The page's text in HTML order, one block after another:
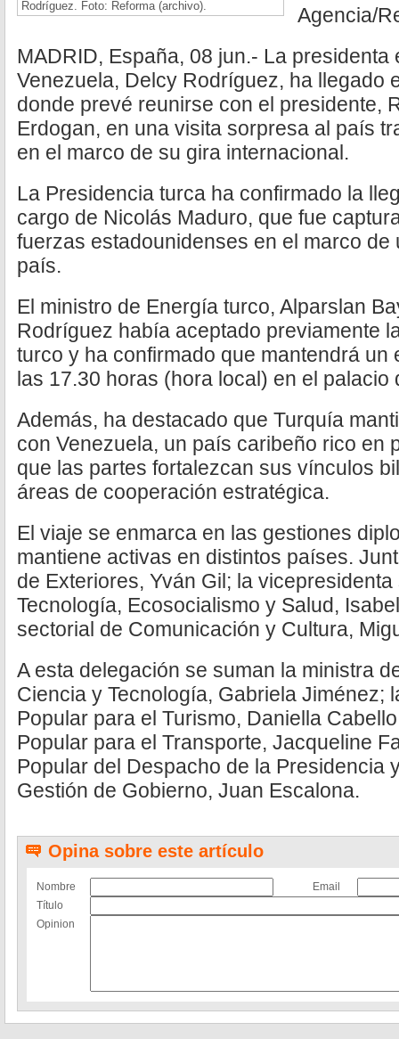
Rodríguez. Foto: Reforma (archivo).
Agencia/
MADRID, España, 08 jun.- La presidenta
Venezuela, Delcy Rodríguez, ha llegado
donde prevé reunirse con el presidente,
Erdogan, en una visita sorpresa al país
en el marco de su gira internacional.
La Presidencia turca ha confirmado la
cargo de Nicolás Maduro, que fue
fuerzas estadounidenses en el marco
país.
El ministro de Energía turco, Alparslan
Rodríguez había aceptado previamente
turco y ha confirmado que mantendrá un
las 17.30 horas (hora local) en el palacio
Además, ha destacado que Turquía
con Venezuela, un país caribeño rico en
que las partes fortalezcan sus vínculos
áreas de cooperación estratégica.
El viaje se enmarca en las gestiones
mantiene activas en distintos países.
de Exteriores, Yván Gil; la
Tecnología, Ecosocialismo y Salud,
sectorial de Comunicación y Cultura,
A esta delegación se suman la ministra
Ciencia y Tecnología, Gabriela Jiménez;
Popular para el Turismo, Daniella
Popular para el Transporte, Jacqueline
Popular del Despacho de la Presidencia
Gestión de Gobierno, Juan Escalona.
Opina sobre este artículo
Nombre
Email
Título
Opinion